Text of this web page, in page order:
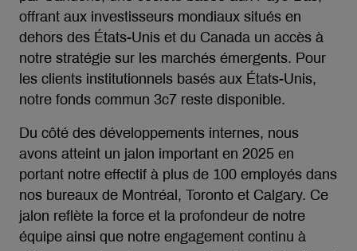
offrant aux investisseurs mondiaux situés en
dehors des États-Unis et du Canada un accès à
notre stratégie sur les marchés émergents. Pour
les clients institutionnels basés aux États-Unis,
notre fonds commun 3c7 reste disponible.
Du côté des développements internes, nous
avons atteint un jalon important en 2025 en
portant notre effectif à plus de 100 employés dans
nos bureaux de Montréal, Toronto et Calgary. Ce
jalon reflète la force et la profondeur de notre
équipe ainsi que notre engagement continu à